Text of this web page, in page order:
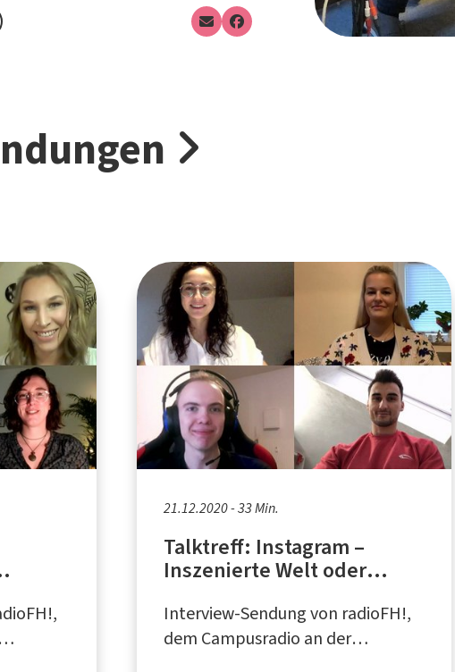
21.12.2020 - 33 Min.
Talktreff: Instagram –
Inszenierte Welt oder
Netzwerk?
Interview-Sendung von radioFH!,
dem Campusradio an der